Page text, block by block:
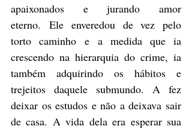
apaixonados e jurando amor
eterno. Ele enveredou de vez pelo
torto caminho e a medida que ia
crescendo na hierarquia do crime, ia
também adquirindo os hábitos e
trejeitos daquele submundo. A fez
deixar os estudos e não a deixava sair
de casa. A vida dela era esperar sua